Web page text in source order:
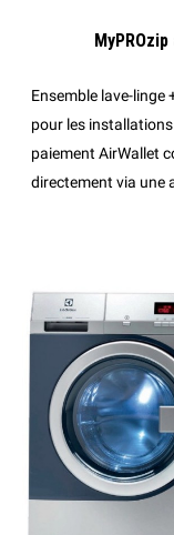
Ensemble lave-linge
pour les
paiement AirWallet
directement via une